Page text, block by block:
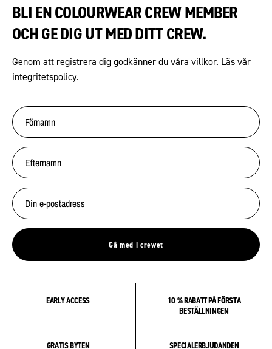
BLI EN COLOURWEAR CREW MEMBER
OCH GE DIG UT MED DITT CREW.
Genom att registrera dig godkänner du våra villkor. Läs vår
integritetspolicy.
Gå med i crewet
EARLY ACCESS
10 % RABATT PÅ FÖRSTA
BESTÄLLNINGEN
GRATIS BYTEN SPECIALERBJUDANDEN